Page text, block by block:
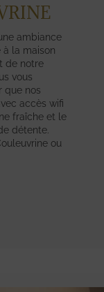
une ambiance
à la maison
de notre
vous
que nos
accès wifi
fraîche et le
détente.
ou